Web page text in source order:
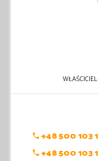
+48 500 103
+48 500 103